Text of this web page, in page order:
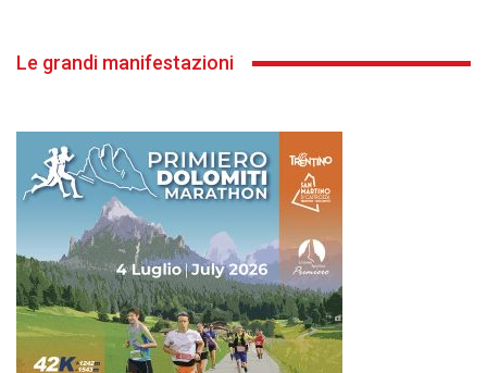
Le grandi manifestazioni